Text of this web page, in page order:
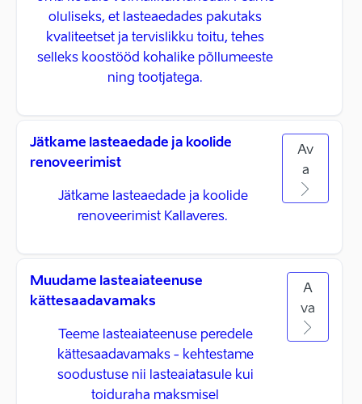
oluliseks, et lasteaedades pakutaks
kvaliteetset ja tervislikku toitu, tehes
selleks koostööd kohalike põllumeeste
ning tootjatega.
Jätkame lasteaedade ja koolide
renoveerimist
Jätkame lasteaedade ja koolide
renoveerimist Kallaveres.
Av
a
Muudame lasteaiateenuse
kättesaadavamaks
Teeme lasteaiateenuse peredele
kättesaadavamaks - kehtestame
soodustuse nii lasteaiatasule kui
toiduraha maksmisel
A
va